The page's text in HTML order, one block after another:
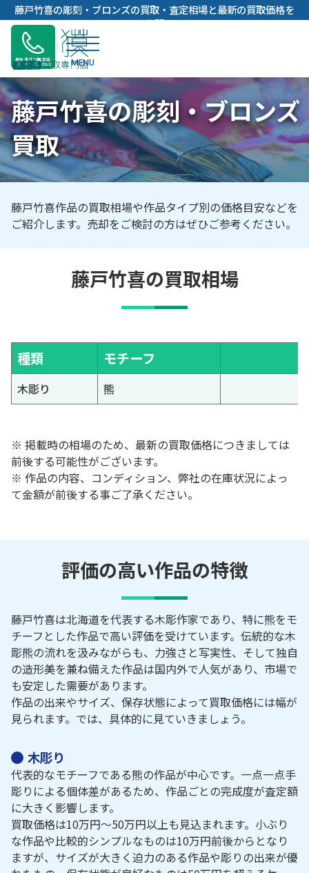
内
容
キ
プ
藤戸竹喜の彫刻・ブロンズの買取・査定相場と最新の買取価格を
公開
無料通話
藤戸竹喜の彫刻・ブロンズ
買取
藤戸竹喜作品の買取相場や作品タイプ別の価格目安などを
ご紹介します。売却をご検討の方はぜひご参考ください。
藤戸竹喜の買取相場
種類 モチーフ
木彫り 熊
※ 掲載時の相場のため、最新の買取価格につきましては
前後する可能性がございます。
※ 作品の内容、コンディション、弊社の在庫状況によっ
て金額が前後する事ご了承ください。
評価の高い作品の特徴
藤戸竹喜は北海道を代表する木彫作家であり、特に熊をモ
チーフとした作品で高い評価を受けています。伝統的な木
彫熊の流れを汲みながらも、力強さと写実性、そして独自
の造形美を兼ね備えた作品は国内外で人気があり、市場で
も安定した需要があります。
作品の出来やサイズ、保存状態によって買取価格には幅が
見られます。では、具体的に見ていきましょう。
木彫り
代表的なモチーフである熊の作品が中心です。一点一点手
彫りによる個体差があるため、作品ごとの完成度が査定額
に大きく影響します。
買取価格は10万円～50万円以上も見込まれます。小ぶり
な作品や比較的シンプルなものは10万円前後からとなり
ますが、サイズが大きく迫力のある作品や彫りの出来が優